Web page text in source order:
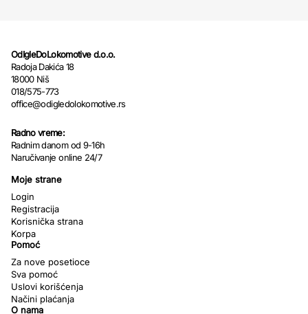
OdIgleDoLokomotive d.o.o.
Radoja Dakića 18
18000 Niš
018/575-773
office@odigledolokomotive.rs
Radno vreme:
Radnim danom od 9-16h
Naručivanje online 24/7
Moje strane
Login
Registracija
Korisnička strana
Korpa
Pomoć
Za nove posetioce
Sva pomoć
Uslovi korišćenja
Načini plaćanja
O nama